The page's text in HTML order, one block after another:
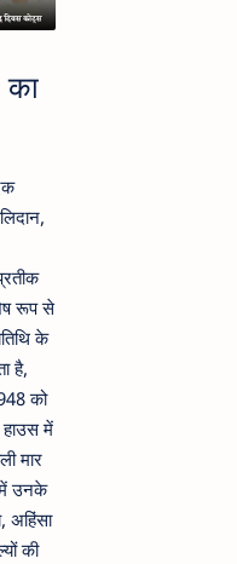
का
रूप से
के
है,
को
हाउस में
मार
उनके
अहिंसा
की